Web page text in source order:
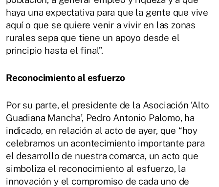
haya una expectativa para que la gente que vive
aquí o que se quiere venir a vivir en las zonas
rurales sepa que tiene un apoyo desde el
principio hasta el final”.
Reconocimiento al esfuerzo
Por su parte, el presidente de la Asociación ‘Alto
Guadiana Mancha’, Pedro Antonio Palomo, ha
indicado, en relación al acto de ayer, que “hoy
celebramos un acontecimiento importante para
el desarrollo de nuestra comarca, un acto que
simboliza el reconocimiento al esfuerzo, la
innovación y el compromiso de cada uno de